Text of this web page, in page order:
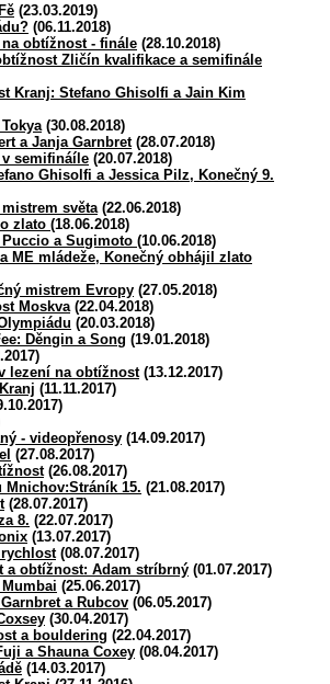
(23.03.2019)
(06.11.2018)
na obtížnost - finále (28.10.2018)
Zličín kvalifikace a semifinále
Kranj: Stefano Ghisolfi a Jain Kim
(30.08.2018)
a Janja Garnbret(28.07.2018)
semifináíle (20.07.2018)
Ghisolfi a Jessica Pilz, Konečný 9.
světa(22.06.2018)
zlato (18.06.2018)
a Sugimoto (10.06.2018)
ME mládeže, Konečný obhájil zlato
mistrem Evropy (27.05.2018)
Moskva(22.04.2018)
(20.03.2018)
Děngin a Song (19.01.2018)
lezení na obtížnost(13.12.2017)
(11.11.2017)
- videopřenosy (14.09.2017)
(27.08.2017)
(26.08.2017)
15. (21.08.2017)
(28.07.2017)
8. (22.07.2017)
(13.07.2017)
(08.07.2017)
a obtížnost: Adam stríbrný (01.07.2017)
(25.06.2017)
a Rubcov (06.05.2017)
(30.04.2017)
a bouldering (22.04.2017)
a Shauna Coxey (08.04.2017)
(14.03.2017)